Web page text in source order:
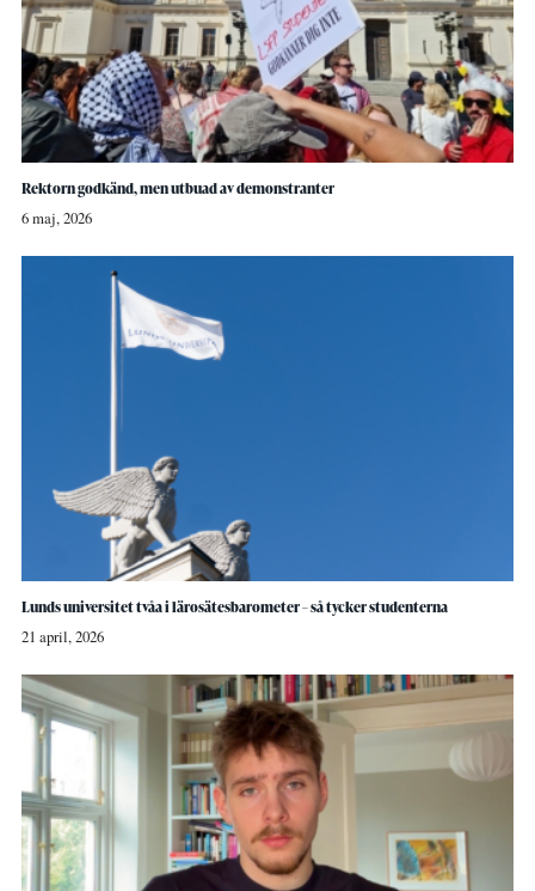
Rektorn godkänd, men utbuad av demonstranter
6 maj, 2026
Lunds universitet tvåa i lärosätesbarometer – så tycker studenterna
21 april, 2026